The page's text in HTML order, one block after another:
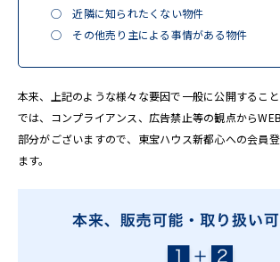
◯ 近隣に知られたくない物件
◯ その他売り主による事情がある物件
本来、上記のような様々な要因で一般に公開するこ
では、コンプライアンス、広告禁止等の観点から
部分がございますので、東宝ハウス新都心への会員
ます。